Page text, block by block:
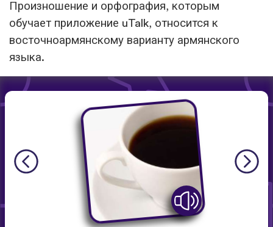
Произношение и орфография, которым
обучает приложение uTalk, относится к
восточноармянскому варианту армянского
языка.